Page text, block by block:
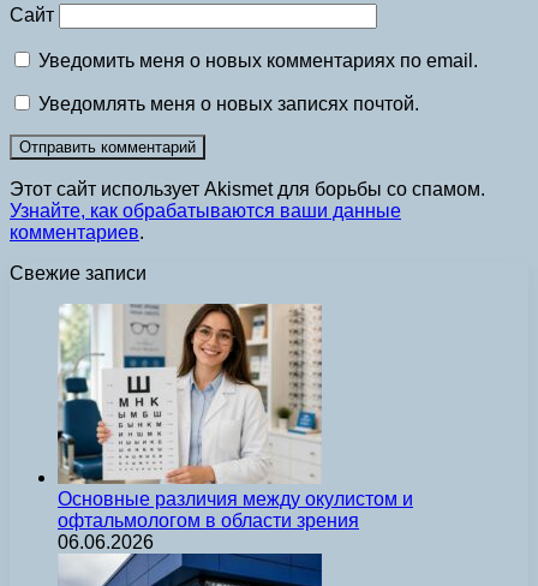
Сайт
Уведомить меня о новых комментариях по email.
Уведомлять меня о новых записях почтой.
Этот сайт использует Akismet для борьбы со спамом.
Узнайте, как обрабатываются ваши данные
комментариев.
Свежие записи
Основные различия между окулистом и
офтальмологом в области зрения
06.06.2026